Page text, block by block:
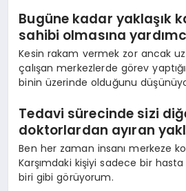
Bugüne kadar yaklaşık
sahibi olmasına
Kesin rakam vermek zor ancak
çalışan merkezlerde görev
binin üzerinde olduğunu
Tedavi sürecinde sizi
doktorlardan ayıran
Ben her zaman insanı merkeze
Karşımdaki kişiyi sadece bir
biri gibi görüyorum.